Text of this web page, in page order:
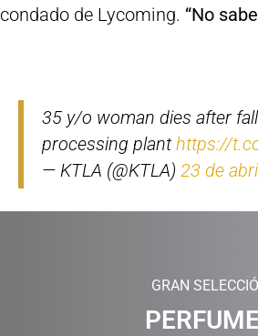
condado de Lycoming. “No
35 y/o woman dies after
processing planthttps://
— KTLA (@KTLA) 23 de
GRAN